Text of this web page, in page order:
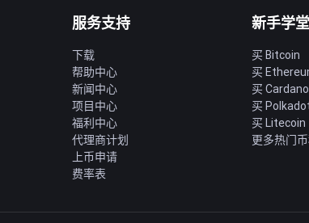
服务支持
下载
帮助中心
新闻中心
项目中心
福利中心
代理商计划
上币申请
费率表
新手学堂
买 Bitcoin
买
买 Cardano
买
买 Litecoin
更多热门